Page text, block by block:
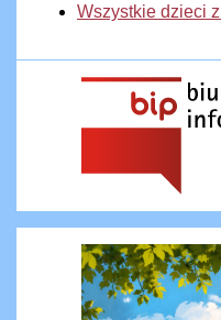
Wszystkie dzieci